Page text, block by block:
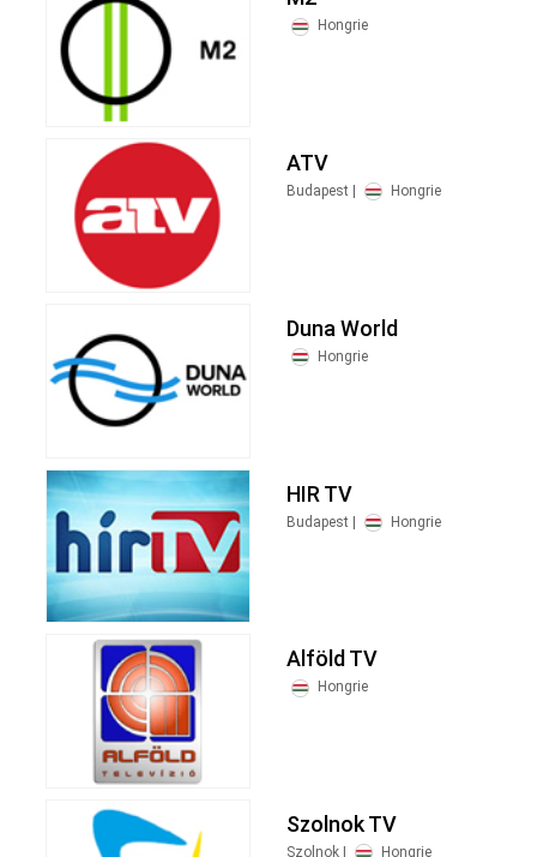
Hongrie
ATV
Budapest | Hongrie
Duna World
Hongrie
HIR TV
Budapest | Hongrie
Alföld TV
Hongrie
Szolnok TV
Szolnok | Hongrie